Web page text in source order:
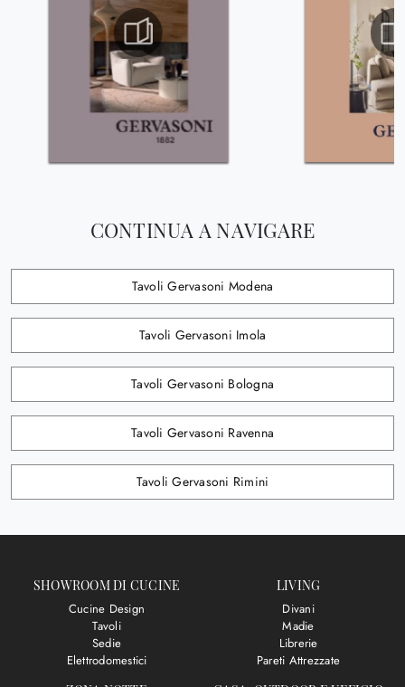
CONTINUA A NAVIGARE
Tavoli Gervasoni Modena
Tavoli Gervasoni Imola
Tavoli Gervasoni Bologna
Tavoli Gervasoni Ravenna
Tavoli Gervasoni Rimini
SHOWROOM DI CUCINE
Cucine Design
Tavoli
Sedie
Elettrodomestici
LIVING
Divani
Madie
Librerie
Pareti Attrezzate